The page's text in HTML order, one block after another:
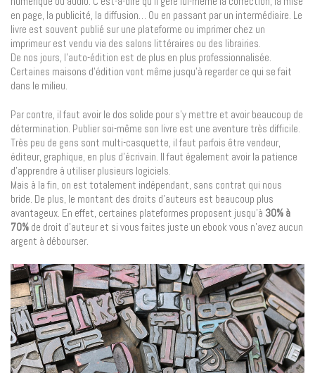
en page, la publicité, la diffusion… Ou en passant par un intermédiaire. Le
livre est souvent publié sur une plateforme ou imprimer chez un
imprimeur est vendu via des salons littéraires ou des librairies.
De nos jours, l’auto-édition est de plus en plus professionnalisée.
Certaines maisons d’édition vont même jusqu’à regarder ce qui se fait
dans le milieu.
Par contre, il faut avoir le dos solide pour s’y mettre et avoir beaucoup de
détermination. Publier soi-même son livre est une aventure très difficile.
Très peu de gens sont multi-casquette, il faut parfois être vendeur,
éditeur, graphique, en plus d’écrivain. Il faut également avoir la patience
d’apprendre à utiliser plusieurs logiciels.
Mais à la fin, on est totalement indépendant, sans contrat qui nous
bride. De plus, le montant des droits d’auteurs est beaucoup plus
avantageux. En effet, certaines plateformes proposent jusqu’à 30% à
70% de droit d’auteur et si vous faites juste un ebook vous n’avez aucun
argent à débourser.